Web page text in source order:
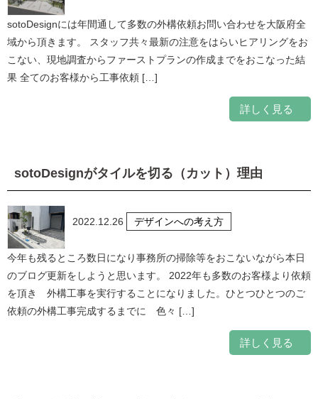
sotoDesignには年間通して多数の外構依頼お問い合わせを大阪府全
域から頂きます。 スタッフ共々最新の注意をはらいヒアリングをお
こない、現地調査からファーストプランの作成までをおこなった結
果 全てのお客様から工事依頼 […]
詳しく見る
sotoDesignがタイルを切る（カット）理由
2022.12.26 デザインへの考え方
今年も残るところ数日になり事務所の掃除等をおこないながら本日
のブログ更新をしようと思います。 2022年も多数のお客様より依頼
を頂き 外構工事を実行することになりました。ひとつひとつのご
依頼の外構工事完成するまでに 色々 […]
詳しく見る